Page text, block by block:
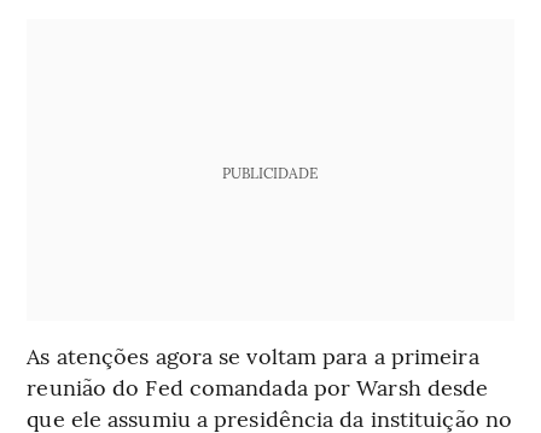
PUBLICIDADE
As atenções agora se voltam para a primeira
reunião do Fed comandada por Warsh desde
que ele assumiu a presidência da instituição no